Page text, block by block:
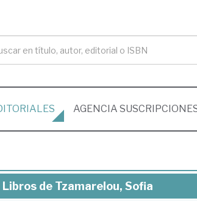
AGENCIA
Libros
Libros de Tzamarelou, Sofia